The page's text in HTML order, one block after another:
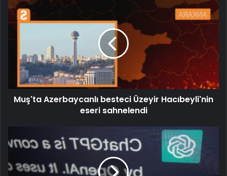
Muş'ta Azerbaycanlı besteci Üzeyir Hacıbeyli'nin
eseri sahnelendi